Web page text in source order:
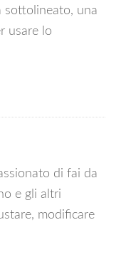
sottolineato, una
usare lo
di fai da
e gli altri
modificare